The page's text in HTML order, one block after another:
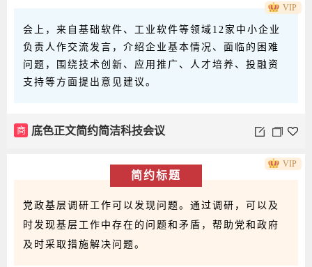
会上，来自基础软件、工业软件等领域12家中小企业
负责人作交流发言，介绍企业基本情况、面临的困难
问题，围绕技术创新、应用推广、人才培养、投融资
支持等方面提出意见建议。
商 底色正文简约简洁科技会议
VIP
简约标题
党政基层调研工作可以发现问题。通过调研，可以及
时发现基层工作中存在的问题和矛盾，帮助党和政府
及时采取措施解决问题。
VIP